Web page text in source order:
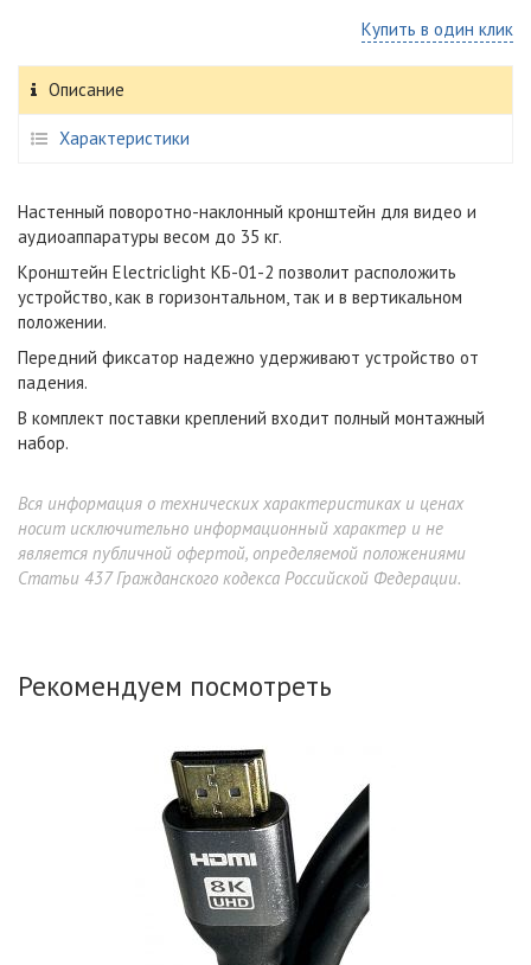
Купить в один клик
Описание
Характеристики
Настенный поворотно-наклонный кронштейн для видео и
аудиоаппаратуры весом до 35 кг.
Кронштейн Electriclight КБ-01-2 позволит расположить
устройство, как в горизонтальном, так и в вертикальном
положении.
Передний фиксатор надежно удерживают устройство от
падения.
В комплект поставки креплений входит полный монтажный
набор.
Вся информация о технических характеристиках и ценах
носит исключительно информационный характер и не
является публичной офертой, определяемой положениями
Статьи 437 Гражданского кодекса Российской Федерации.
Рекомендуем посмотреть